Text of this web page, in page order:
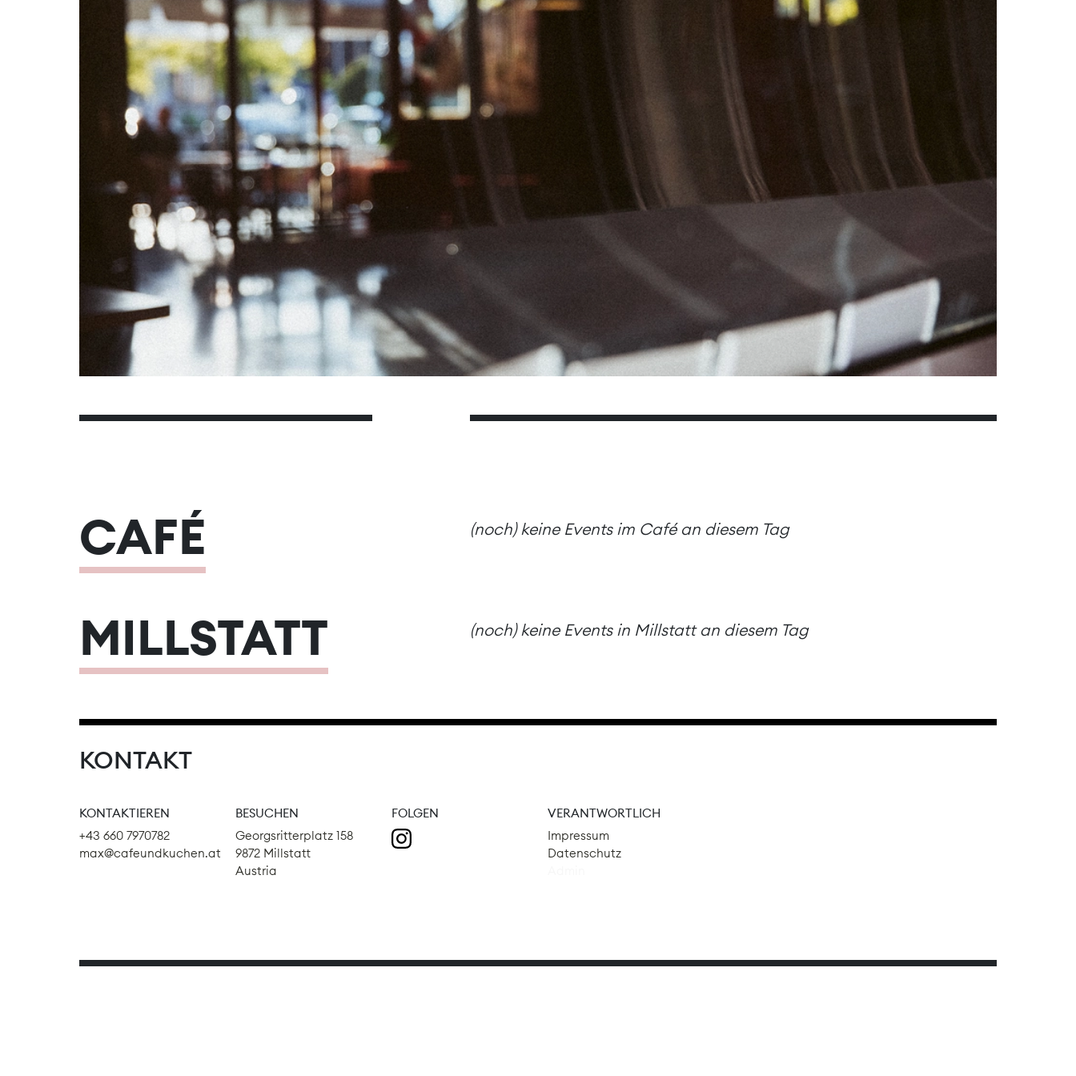
02
03 04 05 07
08
09
10 11 12 13 14
15
16
17 18 20
22
23
24 25 26 27 28
30
CAFÉ (noch) keine Events im Café an diesem Tag
MILLSTATT (noch) keine Events in Millstatt an diesem Tag
KONTAKT
KONTAKTIEREN
+43 660 7970782
max@cafeundkuchen.at
BESUCHEN
Georgsritterplatz 158
9872 Millstatt
Austria
FOLGEN
VERANTWORTLICH
Impressum
Datenschutz